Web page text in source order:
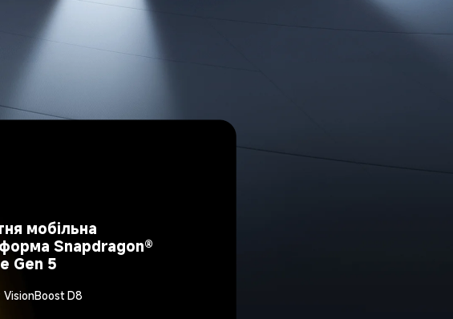
мобільна
Snapdragon®
Gen 5
VisionBoost D8